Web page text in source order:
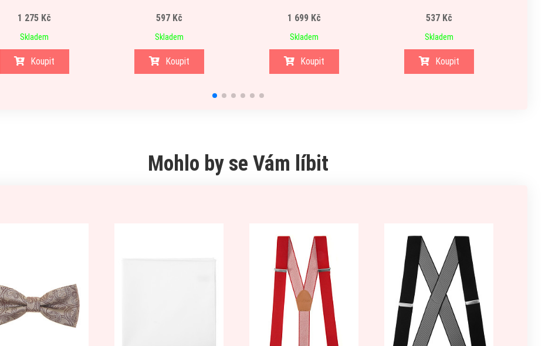
1 275 Kč
Skladem
Koupit
597 Kč
Skladem
Koupit
1 699 Kč
Skladem
Koupit
537 Kč
Skladem
Koupit
Mohlo by se Vám líbit